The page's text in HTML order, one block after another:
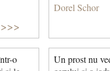
>>>
Dorel Schor
o
Un prost nu